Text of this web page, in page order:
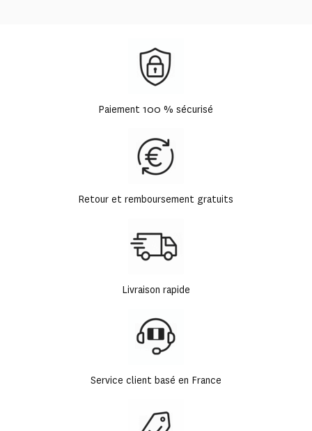
Paiement 100 % sécurisé
Retour et remboursement gratuits
Livraison rapide
Service client basé en France